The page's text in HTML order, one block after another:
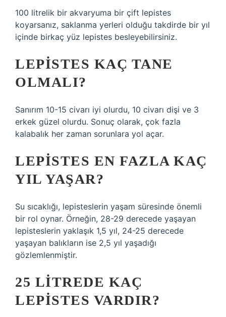
100 litrelik bir akvaryuma bir çift lepistes
koyarsanız, saklanma yerleri olduğu takdirde bir yıl
içinde birkaç yüz lepistes besleyebilirsiniz.
LEPISTES KAÇ TANE
OLMALI?
Sanırım 10-15 civarı iyi olurdu, 10 civarı dişi ve 3
erkek güzel olurdu. Sonuç olarak, çok fazla
kalabalık her zaman sorunlara yol açar.
LEPISTES EN FAZLA KAÇ
YIL YAŞAR?
Su sıcaklığı, lepisteslerin yaşam süresinde önemli
bir rol oynar. Örneğin, 28-29 derecede yaşayan
lepisteslerin yaklaşık 1,5 yıl, 24-25 derecede
yaşayan balıkların ise 2,5 yıl yaşadığı
gözlemlenmiştir.
25 LITREDE KAÇ
LEPISTES VARDIR?